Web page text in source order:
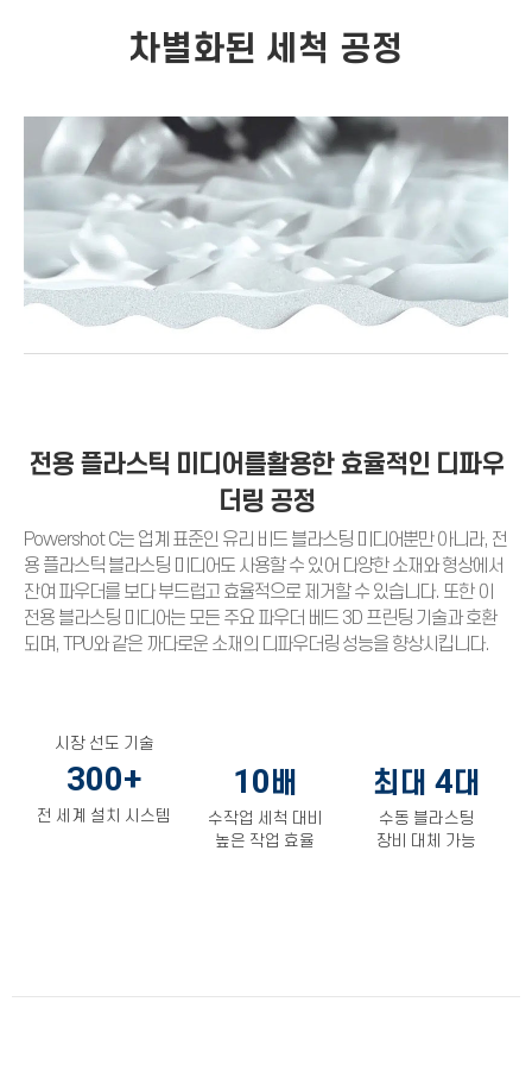
차별화된 세척 공정
전용 플라스틱 미디어를활용한 효율적인 디파우
더링 공정
Powershot C는 업계 표준인 유리 비드 블라스팅 미디어뿐만 아니라, 전
용 플라스틱 블라스팅 미디어도 사용할 수 있어 다양한 소재와 형상에서
잔여 파우더를 보다 부드럽고 효율적으로 제거할 수 있습니다. 또한 이
전용 블라스팅 미디어는 모든 주요 파우더 베드 3D 프린팅 기술과 호환
되며, TPU와 같은 까다로운 소재의 디파우더링 성능을 향상시킵니다.
시장 선도 기술
300+
전 세계 설치 시스템
10 배
수작업 세척 대비
높은 작업 효율
최대 4 대
수동 블라스팅
장비 대체 가능